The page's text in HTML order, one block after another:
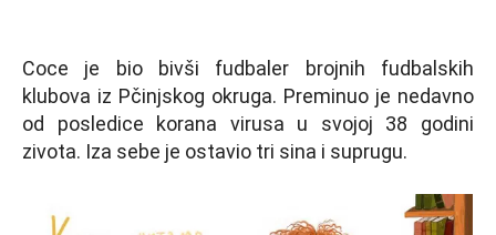
Coce je bio bivši fudbaler brojnih fudbalskih
klubova iz Pčinjskog okruga. Preminuo je nedavno
od posledice korana virusa u svojoj 38 godini
zivota. Iza sebe je ostavio tri sina i suprugu.